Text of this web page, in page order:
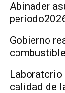
Abinader
Gobierno
calidad de